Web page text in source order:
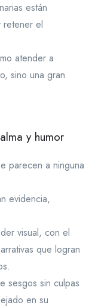
están
retener el
atender a
sino una gran
y humor
parecen a ninguna
evidencia,
visual, con el
que logran
sesgos sin culpas
en su